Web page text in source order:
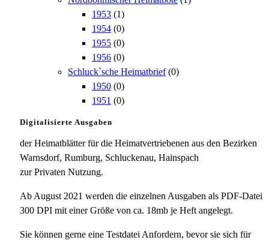
1953 (1)
1954 (0)
1955 (0)
1956 (0)
Schluck`sche Heimatbrief (0)
1950 (0)
1951 (0)
Digitalisierte Ausgaben
der Heimatblätter für die Heimatvertriebenen aus den Bezirken
Warnsdorf, Rumburg, Schluckenau, Hainspach
zur Privaten Nutzung.
Ab August 2021 werden die einzelnen Ausgaben als PDF-Datei
300 DPI mit einer Größe von ca. 18mb je Heft angelegt.
Sie können gerne eine Testdatei Anfordern, bevor sie sich für